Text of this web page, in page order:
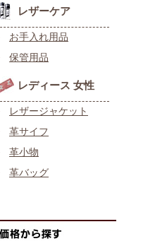
レザーケア
お手入れ用品
保管用品
レディース 女性
レザージャケット
革サイフ
革小物
革バッグ